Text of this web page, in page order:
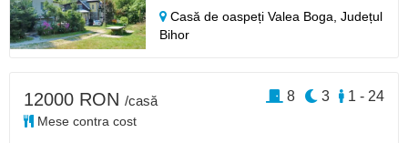
Casă de oaspeți Valea Boga,Județul
Bihor
12000 RON /casă
Mese contra cost
1 - 24
3
8